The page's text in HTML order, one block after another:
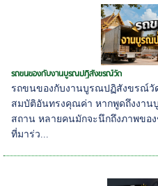
รถขนของกับงานบูรณปฏิสังขรณ์วัด
รถขนของกับงานบูรณปฏิสังขรณ์วั
สมบัติอันทรงคุณค่า หากพูดถึงงา
สถาน หลายคนมักจะนึกถึงภาพขอ
ที่มาร่ว...